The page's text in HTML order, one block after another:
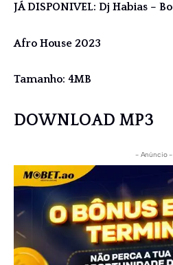
JÁ DISPONIVEL: Dj Habias –
Afro House 2023
Tamanho: 4MB
DOWNLOAD MP3
- Anúncio -